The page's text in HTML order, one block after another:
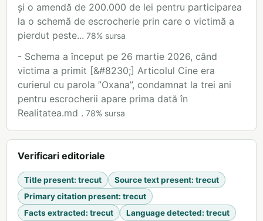
și o amendă de 200.000 de lei pentru participarea
la o schemă de escrocherie prin care o victimă a
pierdut peste... 78% sursa
- Schema a început pe 26 martie 2026, când
victima a primit [&#8230;] Articolul Cine era
curierul cu parola ”Oxana”, condamnat la trei ani
pentru escrocherii apare prima dată în
Realitatea.md . 78% sursa
Verificari editoriale
Title present: trecut Source text present: trecut
Primary citation present: trecut
Facts extracted: trecut Language detected: trecut